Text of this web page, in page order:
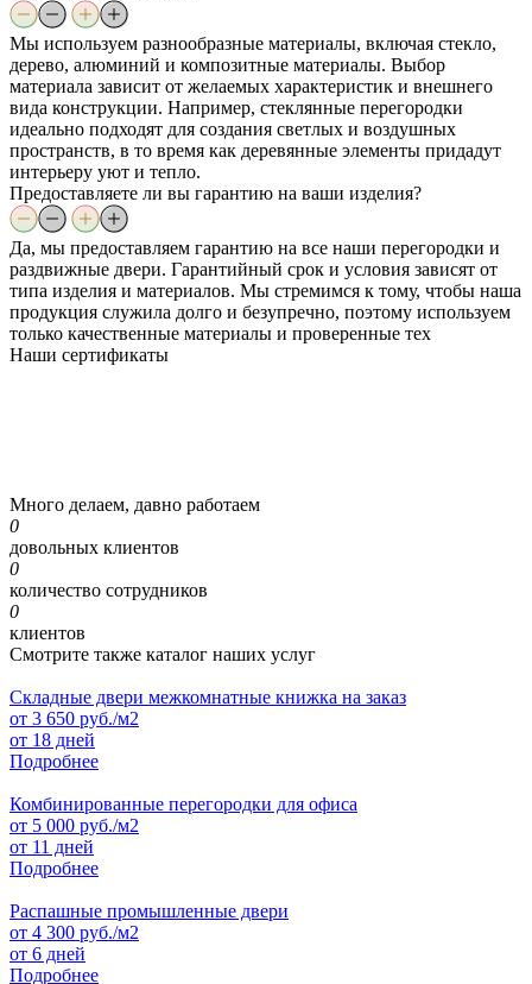
Мы используем разнообразные материалы, включая стекло,
дерево, алюминий и композитные материалы. Выбор
материала зависит от желаемых характеристик и внешнего
вида конструкции. Например, стеклянные перегородки
идеально подходят для создания светлых и воздушных
пространств, в то время как деревянные элементы придадут
интерьеру уют и тепло.
Предоставляете ли вы гарантию на ваши изделия?
Да, мы предоставляем гарантию на все наши перегородки и
раздвижные двери. Гарантийный срок и условия зависят от
типа изделия и материалов. Мы стремимся к тому, чтобы наша
продукция служила долго и безупречно, поэтому используем
только качественные материалы и проверенные тех
Наши сертификаты
Много делаем, давно работаем
0
довольных клиентов
0
количество сотрудников
0
клиентов
Смотрите также каталог наших услуг
Складные двери межкомнатные книжка на заказ
от 3 650 руб./м2
от 18 дней
Подробнее
Комбинированные перегородки для офиса
от 5 000 руб./м2
от 11 дней
Подробнее
Распашные промышленные двери
от 4 300 руб./м2
от 6 дней
Подробнее